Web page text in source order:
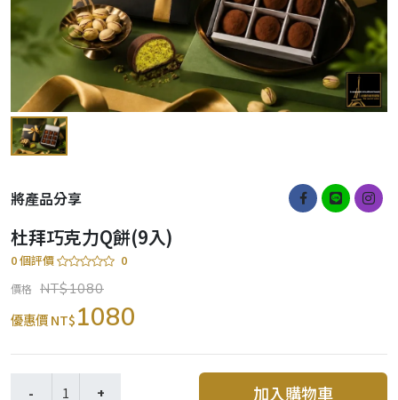
將產品分享
杜拜巧克力Q餅(9入)
0 個評價 0
價格 NT$1080
優惠價 NT$1080
加入購物車